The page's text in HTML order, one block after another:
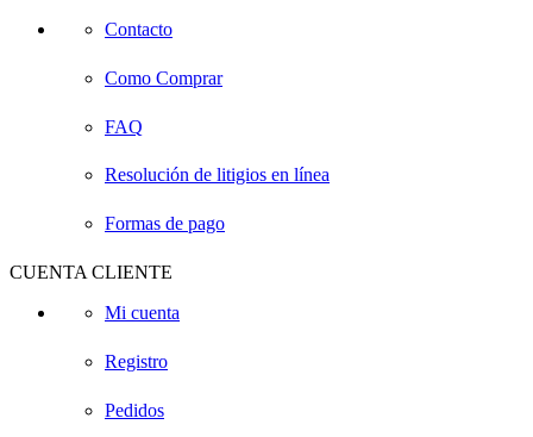
Contacto
Como Comprar
FAQ
Resolución de litigios en línea
Formas de pago
CUENTA CLIENTE
Mi cuenta
Registro
Pedidos